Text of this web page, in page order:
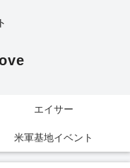
エイサー
米軍基地イベント